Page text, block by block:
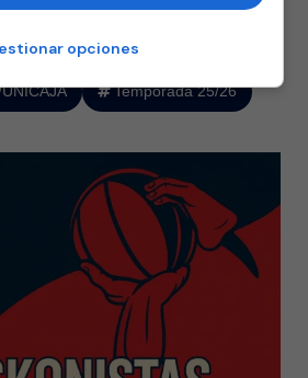
Temporada 25/26
opciones